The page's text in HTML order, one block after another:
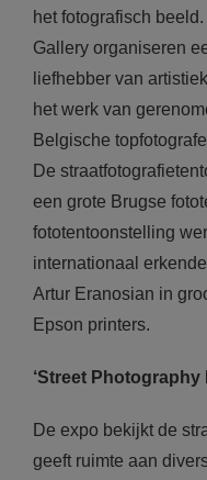
het fotografisch
Gallery organiseren
liefhebber van
het werk van
Belgische
De
een grote Brugse
fototentoonstelling
internationaal
Artur Eranosian in
Epson printers.
‘Street Photography
De expo bekijkt de
geeft ruimte aan